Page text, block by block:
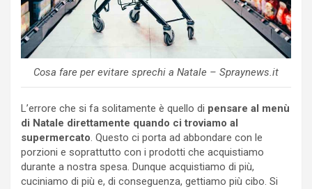
Cosa fare per evitare sprechi a Natale – Spraynews.it
L’errore che si fa solitamente è quello di pensare al menù
di Natale direttamente quando ci troviamo al
supermercato. Questo ci porta ad abbondare con le
porzioni e soprattutto con i prodotti che acquistiamo
durante a nostra spesa. Dunque acquistiamo di più,
cuciniamo di più e, di conseguenza, gettiamo più cibo. Si